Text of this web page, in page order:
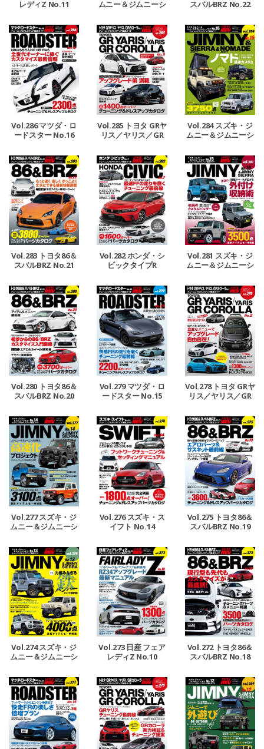
レディZ No.11
ムニー＆ジムニーシ
ド No.17
スバルBRZ No.22
Vol.286 マツダ・ロ
ードスター No.16
Vol.285 トヨタ GRヤ
リス／ヤリス／GR
Vol.284 スズキ・ジ
ムニー＆ジムニーシ
ド No.16
Vol.283 トヨタ86＆
スバルBRZ No.21
Vol.282 ホンダ・シ
ビックタイプR
Vol.281 スズキ・ジ
ムニー＆ジムニーシ
Vol.280 トヨタ86＆
スバルBRZ No.20
Vol.279 マツダ・ロ
ードスター No.15
Vol.278 トヨタ GRヤ
リス／ヤリス／GR
Vol.277 スズキ・ジ
ムニー＆ジムニーシ
Vol.276 スズキ・ス
イフト No.14
Vol.275 トヨタ86＆
スバルBRZ No.19
Vol.274 スズキ・ジ
ムニー＆ジムニーシ
Vol.273 日産 フェア
レディZ No.10
Vol.272 トヨタ86＆
スバルBRZ No.18